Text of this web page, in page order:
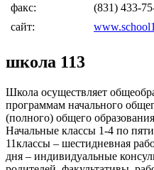
факс:
(831) 433-
сайт:
школа 113
Школа осуществляет
программам начального
(полного) общего
Начальные классы 1-4 по
11классы – шестидневная
дня – индивидуальные